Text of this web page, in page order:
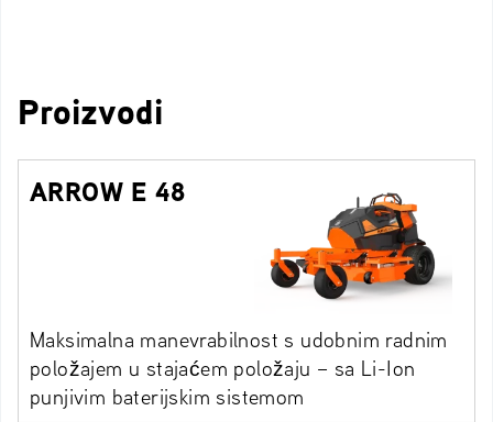
Proizvodi
ARROW E 48
Maksimalna manevrabilnost s udobnim radnim
položajem u stajaćem položaju – sa Li-Ion
punjivim baterijskim sistemom